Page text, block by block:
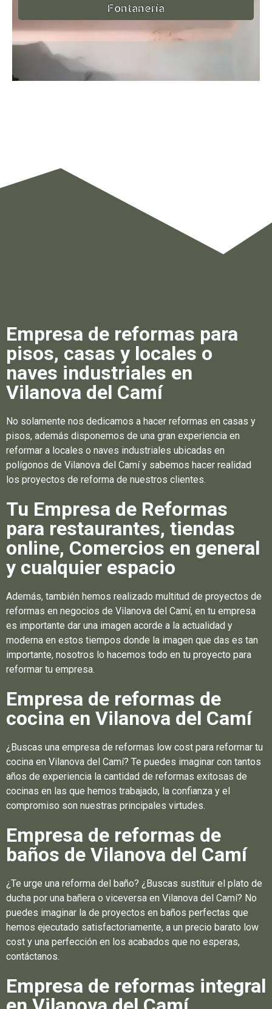
Fontanería
Empresa de reformas para
pisos, casas y locales o
naves industriales en
Vilanova del Camí
No solamente nos dedicamos a hacer reformas en casas y
pisos, además disponemos de una gran experiencia en
reformar a locales o naves industriales ubicadas en
polígonos de Vilanova del Camí y sabemos hacer realidad
los proyectos de reforma de nuestros clientes.
Tu Empresa de Reformas
para restaurantes, tiendas
online, Comercios en general
y cualquier espacio
Además, también hemos realizado multitud de proyectos de
reformas en negocios de Vilanova del Camí, en tu empresa
es importante dar una imagen acorde a la actualidad y
moderna en estos tiempos donde la imagen que das es tan
importante, nosotros lo hacemos todo en tu proyecto para
reformar tu empresa.
Empresa de reformas de
cocina en Vilanova del Camí
¿Buscas una empresa de reformas low cost para reformar tu
cocina en Vilanova del Camí? Te puedes imaginar con tantos
años de experiencia la cantidad de reformas exitosas de
cocinas en las que hemos trabajado, la confianza y el
compromiso son nuestras principales virtudes.
Empresa de reformas de
baños de Vilanova del Camí
¿Te urge una reforma del baño? ¿Buscas sustituir el plato de
ducha por una bañera o viceversa en Vilanova del Camí? No
puedes imaginar la de proyectos en baños perfectas que
hemos ejecutado satisfactoriamente, a un precio barato low
cost y una perfección en los acabados que no esperas,
contáctanos.
Empresa de reformas integral